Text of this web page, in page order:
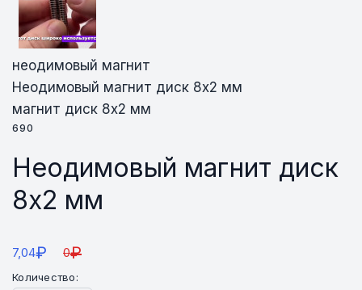
неодимовый магнит
Неодимовый магнит диск 8х2 мм
магнит диск 8х2 мм
690
Неодимовый магнит диск
8х2 мм
7,04₽ 0₽
Количество: